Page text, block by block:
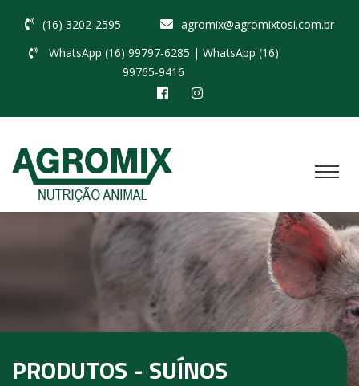
(16) 3202-2595
agromix@agromixtosi.com.br
WhatsApp (16) 99797-6285 | WhatsApp (16)
99765-9416
PRODUTOS - SUÍNOS